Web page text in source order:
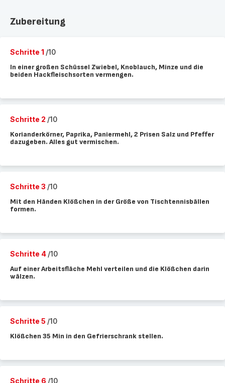
Zubereitung
Schritte 1 /10
In einer großen Schüssel Zwiebel, Knoblauch, Minze und die
beiden Hackfleischsorten vermengen.
Schritte 2 /10
Korianderkörner, Paprika, Paniermehl, 2 Prisen Salz und Pfeffer
dazugeben. Alles gut vermischen.
Schritte 3 /10
Mit den Händen Klößchen in der Größe von Tischtennisbällen
formen.
Schritte 4 /10
Auf einer Arbeitsfläche Mehl verteilen und die Klößchen darin
wälzen.
Schritte 5 /10
Klößchen 35 Min in den Gefrierschrank stellen.
Schritte 6 /10